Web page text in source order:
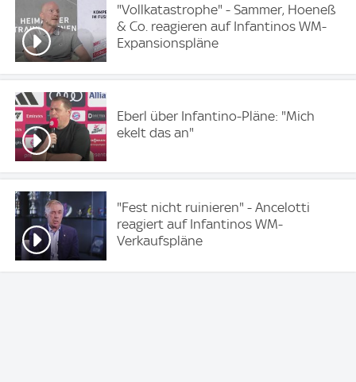
"Vollkatastrophe" - Sammer, Hoeneß
& Co. reagieren auf Infantinos WM-
Expansionspläne
Eberl über Infantino-Pläne: "Mich
ekelt das an"
"Fest nicht ruinieren" - Ancelotti
reagiert auf Infantinos WM-
Verkaufspläne